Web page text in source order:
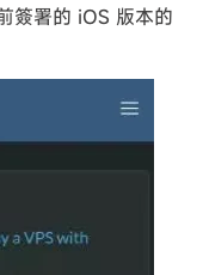
簽署的 iOS 版本的